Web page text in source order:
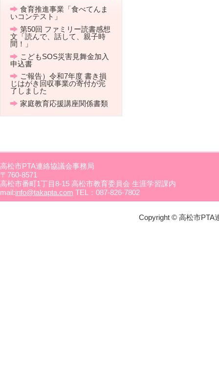
食育推進事業「食べてんま
いコンテスト」
第50回 ファミリー読書感想
文「読んで、話して、親子時
間！」
こどもSOS災害見舞金加入
申込書
ご報告）令和7年度 書き損
じはがき回収事業の寄付が完
了しました
家庭教育応援講座関係書類
高松市PTA連絡協議会事務局
〒760-8571
高松市番町1丁目8-15 高松市教育委員会 生涯学習課内
mail:info@takapta.com TEL：087-826-7802
Copyright © 高松市PTA